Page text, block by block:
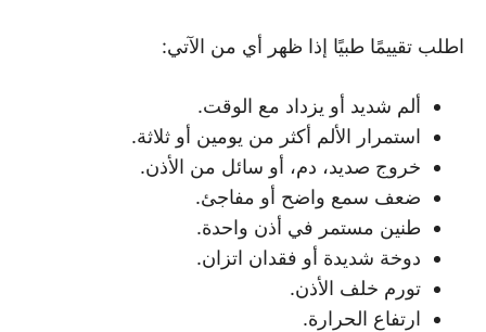
اطلب تقييمًا طبيًا إذا ظهر أي من الآتي:
ألم شديد أو يزداد مع الوقت.
استمرار الألم أكثر من يومين أو ثلاثة.
خروج صديد، دم، أو سائل من الأذن.
ضعف سمع واضح أو مفاجئ.
طنين مستمر في أذن واحدة.
دوخة شديدة أو فقدان اتزان.
تورم خلف الأذن.
ارتفاع الحرارة.